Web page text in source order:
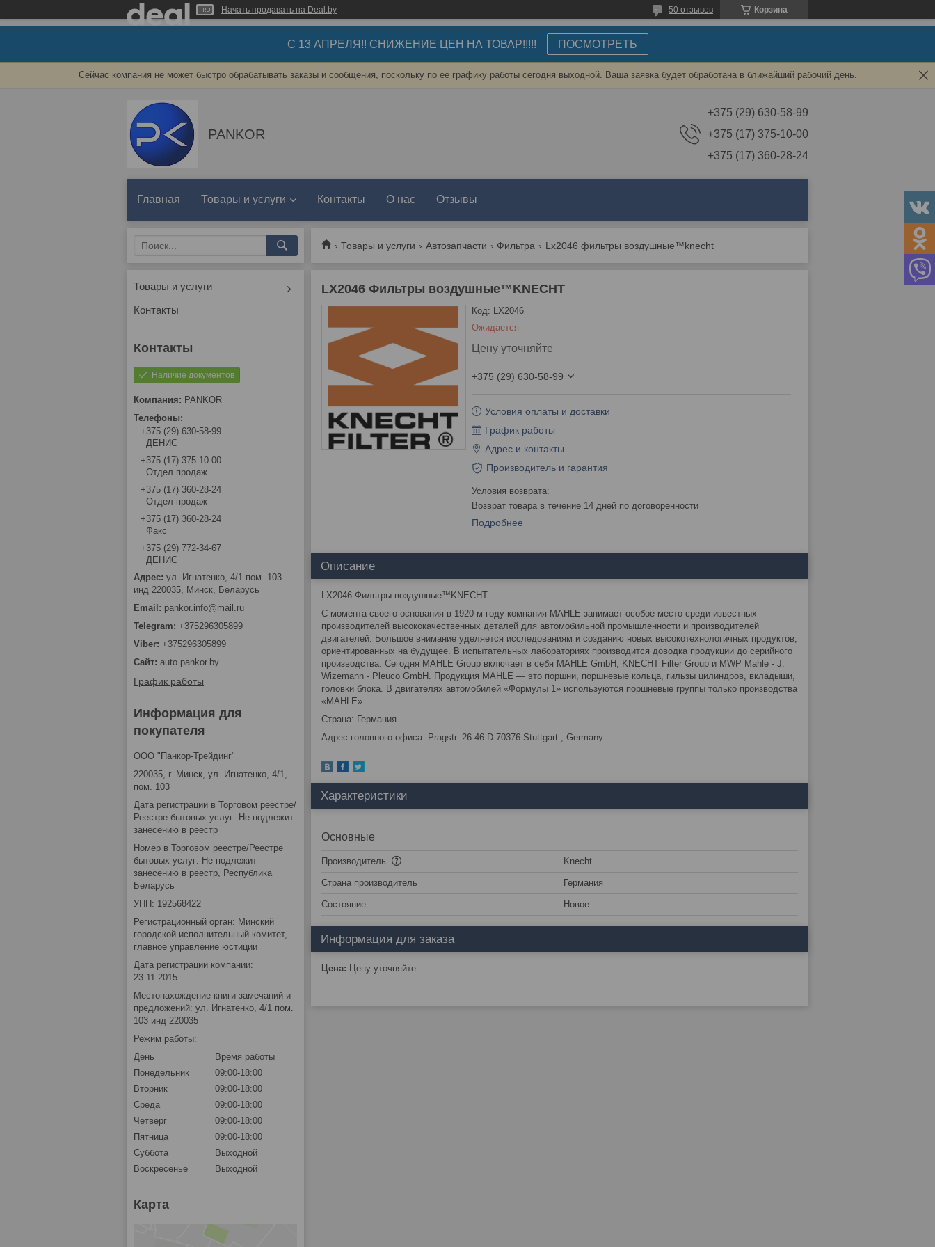
Начать продавать на Deal.by Корзина
50 отзывов
С 13 АПРЕЛЯ!! СНИЖЕНИЕ ЦЕН НА ТОВАР!!!!! ПОСМОТРЕТЬ
Сейчас компания не может быстро обрабатывать заказы и сообщения, поскольку по ее графику работы сегодня выходной. Ваша заявка будет обработана в ближайший рабочий день.
PANKOR
+375 (29) 630-58-99
+375 (17) 375-10-00
+375 (17) 360-28-24
Главная Товары и услуги Контакты О нас Отзывы
Товары и услуги Автозапчасти Фильтра Lx2046 фильтры воздушные™knecht
LX2046 Фильтры воздушные™KNECHT
Ожидается
Код: LX2046
Цену уточняйте
+375 (29) 630-58-99
Условия оплаты и доставки
График работы
Адрес и контакты
Производитель и гарантия
возврат товара в течение 14 дней по договоренности
Подробнее
Описание
LX2046 Фильтры воздушные™KNECHT
С момента своего основания в 1920-м году компания MAHLE занимает особое место среди известных
производителей высококачественных деталей для автомобильной промышленности и производителей
двигателей. Большое внимание уделяется исследованиям и созданию новых высокотехнологичных продуктов,
ориентированных на будущее. В испытательных лабораториях производится доводка продукции до серийного
производства. Сегодня MAHLE Group включает в себя MAHLE GmbH, KNECHT Filter Group и MWP Mahle - J.
Wizemann - Pleuco GmbH. Продукция MAHLE — это поршни, поршневые кольца, гильзы цилиндров, вкладыши,
головки блока. В двигателях автомобилей «Формулы 1» используются поршневые группы только производства
«MAHLE».
Страна: Германия
Адрес головного офиса: Pragstr. 26-46.D-70376 Stuttgart , Germany
Характеристики
Основные
Производитель Knecht
Страна производитель Германия
Состояние Новое
Информация для заказа
Цена: Цену уточняйте
Товары и услуги
Контакты
Наличие документов
PANKOR
+375 (29) 630-58-99
ДЕНИС
+375 (17) 375-10-00
Отдел продаж
+375 (17) 360-28-24
Отдел продаж
+375 (17) 360-28-24
Факс
+375 (29) 772-34-67
ДЕНИС
ул. Игнатенко, 4/1 пом. 103
инд 220035, Минск, Беларусь
pankor.info@mail.ru
+375296305899
+375296305899
auto.pankor.by
График работы
Информация для
покупателя
ООО "Панкор-Трейдинг"
220035, г. Минск, ул. Игнатенко, 4/1,
пом. 103
Дата регистрации в Торговом реестре/
Реестре бытовых услуг: Не подлежит
занесению в реестр
Номер в Торговом реестре/Реестре
бытовых услуг: Не подлежит
занесению в реестр, Республика
Беларусь
УНП: 192568422
Регистрационный орган: Минский
городской исполнительный комитет,
главное управление юстиции
Дата регистрации компании:
23.11.2015
Местонахождение книги замечаний и
предложений: ул. Игнатенко, 4/1 пом.
103 инд 220035
Режим работы:
День
Время работы
Понедельник
09:00-18:00
Вторник
09:00-18:00
Среда
09:00-18:00
Четверг
09:00-18:00
Пятница
09:00-18:00
Суббота
Выходной
Воскресенье
Выходной
Карта